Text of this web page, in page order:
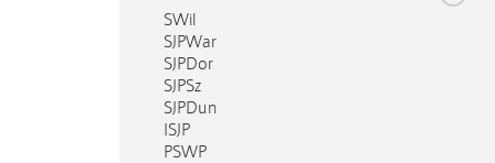
SWil
SJPWar
SJPDor
SJPSz
SJPDun
ISJP
PSWP